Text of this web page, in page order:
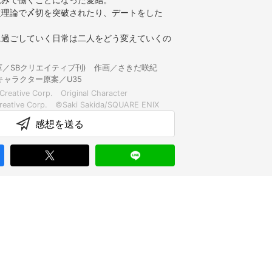
論で〆切を突破されたり、デートをした
ごしていく日常は二人をどう変えていくの
／SBクリエイティブ刊) 作画／さきだ咲紀
ラクター原案／U35
Corp. Original Character
感想を送る